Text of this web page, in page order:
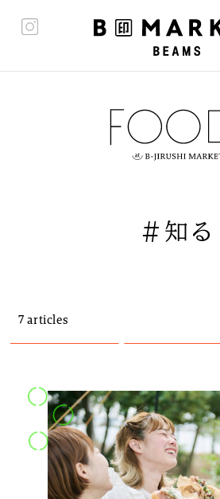
#知る
7 articles
私の偏愛話、聞いていって